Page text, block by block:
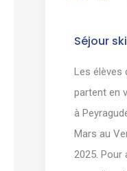
Séjour
Les élèves
partent en
à
Mars au
2025. Pour